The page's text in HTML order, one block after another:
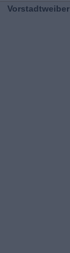
Vorstadtweiber